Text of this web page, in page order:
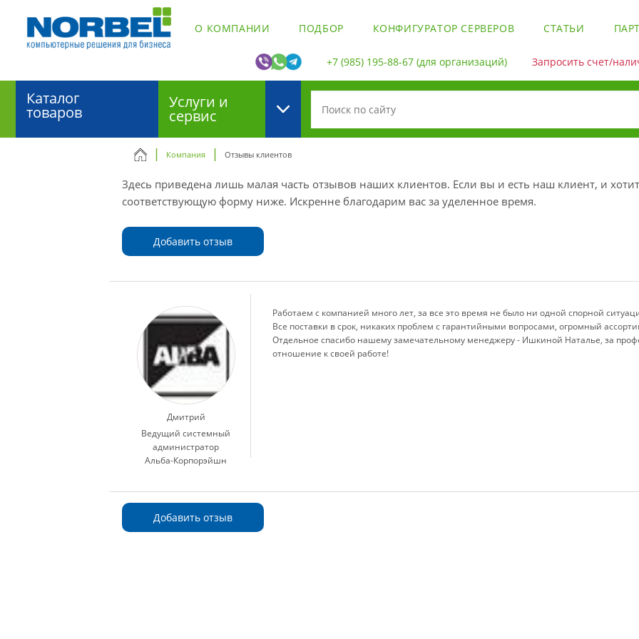
О КОМПАНИИ ПОДБОР КОНФИГУРАТОР СЕРВЕРОВ СТАТЬИ
+7 (985) 195-88-67(для организаций) Запросить счет/
Каталог
товаров
Услуги и
сервис
Компания Отзывы клиентов
Здесь приведена лишь малая часть отзывов наших клиентов. Если вы и есть наш клиент, и
соответствующую форму ниже. Искренне благодарим вас за уделенное время.
Добавить отзыв
Дмитрий
Ведущий системный
администратор
Альба-Корпорэйшн
Работаем с компанией много лет, за все это время не было ни одной спорной
Все поставки в срок, никаких проблем с гарантийными вопросами, огромный
Отдельное спасибо нашему замечательному менеджеру - Ишкиной Наталье, за
отношение к своей работе!
Добавить отзыв